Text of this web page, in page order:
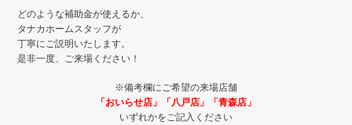
どのような補助金が使えるか、
タナカホームスタッフが
丁寧にご説明いたします。
是非一度、ご来場ください！
※備考欄にご希望の来場店舗
「おいらせ店」「八戸店」「青森店」
いずれかをご記入ください